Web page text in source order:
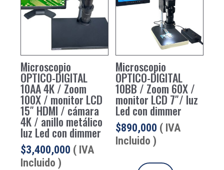
Microscopio
OPTICO-DIGITAL
10AA 4K / Zoom
100X / monitor LCD
15″ HDMI / cámara
4K / anillo metálico
luz Led con dimmer
$3,400,000 ( IVA
Incluido )
Microscopio
OPTICO-DIGITAL
10BB / Zoom 60X /
monitor LCD 7″/ luz
Led con dimmer
$890,000 ( IVA
Incluido )